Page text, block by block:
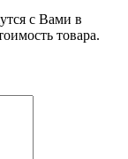
с Вами в
товара.